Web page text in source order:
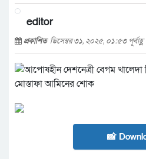
editor
প্রকাশিত ডিসেম্বর ৩১, ২০২৫, ০১:৫৩ পূর্বাহ্ণ
📸